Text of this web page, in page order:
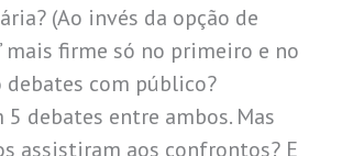
(Ao invés da opção de
mais firme só no primeiro e no
com público?
5 debates entre ambos. Mas
assistiram aos confrontos? E